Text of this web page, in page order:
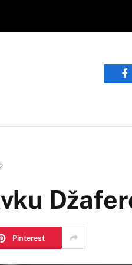
Pinterest